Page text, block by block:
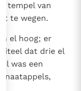
tempel van
te wegen.
el hoog; er
dat drie el
was een